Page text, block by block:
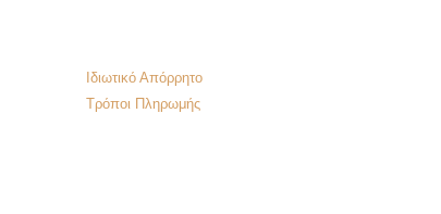
Ιδιωτικό Απόρρητο
Τρόποι Πληρωμής